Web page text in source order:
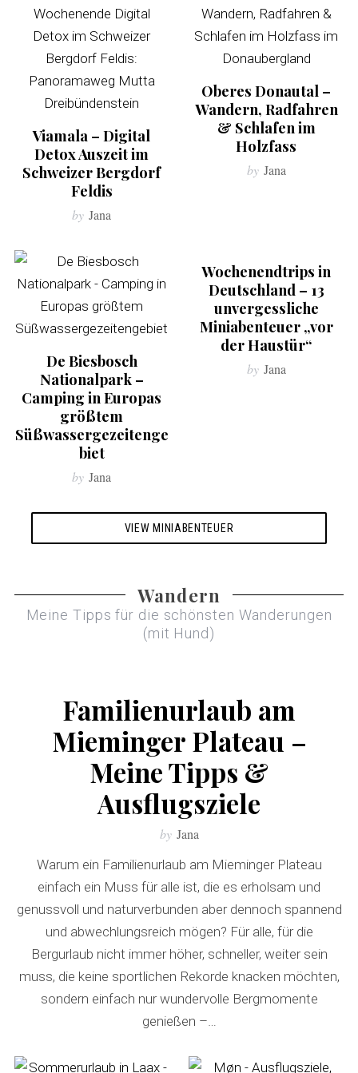
Viamala – Digital
Detox Auszeit im
Schweizer Bergdorf
Feldis
by Jana
Oberes Donautal –
Wandern, Radfahren
& Schlafen im
Holzfass
by Jana
De Biesbosch
Nationalpark –
Camping in Europas
größtem
Süßwassergezeitenge
biet
by Jana
Wochenendtrips in
Deutschland – 13
unvergessliche
Miniabenteuer „vor
der Haustür“
by Jana
VIEW MINIABENTEUER
Wandern
Meine Tipps für die schönsten Wanderungen
(mit Hund)
Familienurlaub am
Mieminger Plateau –
Meine Tipps &
Ausflugsziele
by Jana
Warum ein Familienurlaub am Mieminger Plateau
einfach ein Muss für alle ist, die es erholsam und
genussvoll und naturverbunden aber dennoch spannend
und abwechlungsreich mögen? Für alle, für die
Bergurlaub nicht immer höher, schneller, weiter sein
muss, die keine sportlichen Rekorde knacken möchten,
sondern einfach nur wundervolle Bergmomente
genießen –…